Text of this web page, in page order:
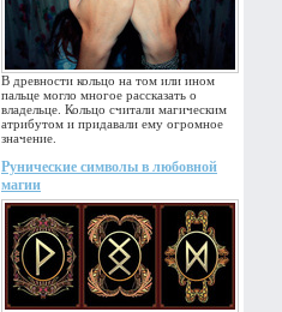
В древности кольцо на том или ином
пальце могло многое рассказать о
владельце. Кольцо считали магическим
атрибутом и придавали ему огромное
значение.
Рунические символы в любовной
магии